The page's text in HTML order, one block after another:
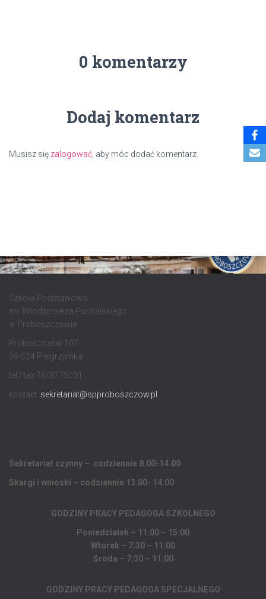
0 komentarzy
Dodaj komentarz
Musisz się zalogować , aby móc dodać komentarz.
Szkoła Podstawowa
im. Włodzimierza Puchalskiego
w Proboszczowie
Proboszczów 107
59-524 Pielgrzymka
tel./fax 76/8775031
kontakt: sekretariat@spproboszczow.pl
Sekretariat czynny – codziennie 8.00-14.00
Skargi i wnioski – codziennie 13.00- 14.00
GODZINY PRACY PEDAGOGA SZKOLNEGO
Poniedziałek – 11:00 – 15:00
Wtorek – 7:30 – 11:00
Środa – 7:30 – 11:00
GODZINY PRACY PEDAGOGA SPECJALNEGO